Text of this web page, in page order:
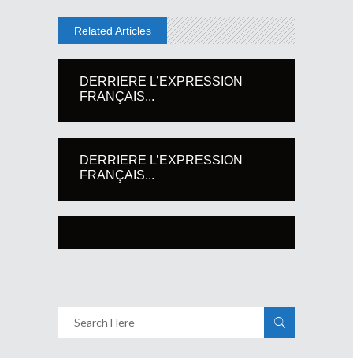
Related Articles
DERRIERE L’EXPRESSION
FRANÇAIS...
DERRIERE L’EXPRESSION
FRANÇAIS...